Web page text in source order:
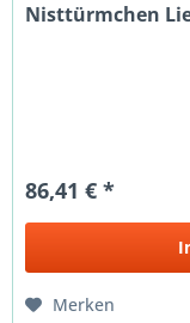
Nisttürmchen
86,41 € *
Merken